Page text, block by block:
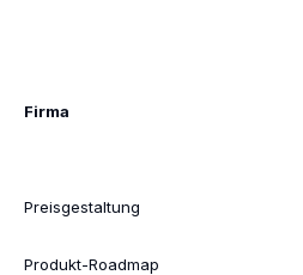
Firma
Preisgestaltung
Produkt-Roadmap